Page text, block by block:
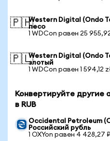
🇵🇭Western Digital (Ondo
песо
1 WDCon равен 25
🇵🇱Western Digital (Ondo
злотый
1 WDCon равен 1 594,12
Конвертируйте другие
в RUB
Occidental Petroleum
Российский рубль
1 OXYon равен 4 428,27 ₽